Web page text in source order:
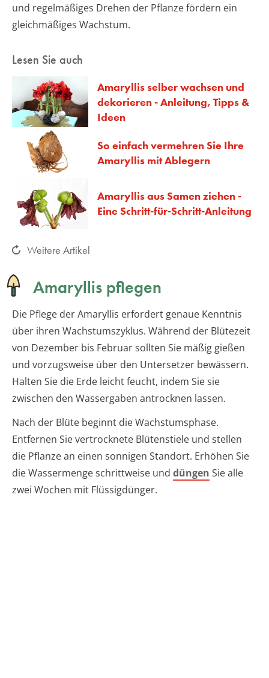
und regelmäßiges Drehen der Pflanze fördern ein
gleichmäßiges Wachstum.
Lesen Sie auch
Amaryllis selber wachsen und
dekorieren - Anleitung, Tipps &
Ideen
So einfach vermehren Sie Ihre
Amaryllis mit Ablegern
Amaryllis aus Samen ziehen -
Eine Schritt-für-Schritt-Anleitung
Weitere Artikel
Amaryllis pflegen
Die Pflege der Amaryllis erfordert genaue Kenntnis
über ihren Wachstumszyklus. Während der Blütezeit
von Dezember bis Februar sollten Sie mäßig gießen
und vorzugsweise über den Untersetzer bewässern.
Halten Sie die Erde leicht feucht, indem Sie sie
zwischen den Wassergaben antrocknen lassen.
Nach der Blüte beginnt die Wachstumsphase.
Entfernen Sie vertrocknete Blütenstiele und stellen
die Pflanze an einen sonnigen Standort. Erhöhen Sie
die Wassermenge schrittweise und düngen Sie alle
zwei Wochen mit Flüssigdünger.